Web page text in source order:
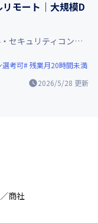
モート｜大規模D
2026/5/28 更新
プロジェクトマネージャー、ITコンサル・セキュリティコンサル
選考可 残業月20時間未満
商社